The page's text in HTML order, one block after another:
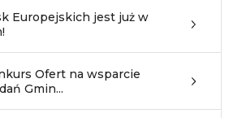
Europejskich jest już w
Ofert na wsparcie
Gmin...